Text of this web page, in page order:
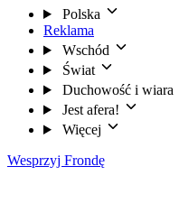
Polska
Reklama
Wschód
Świat
Duchowość i wiara
Jest afera!
Więcej
Wesprzyj Frondę